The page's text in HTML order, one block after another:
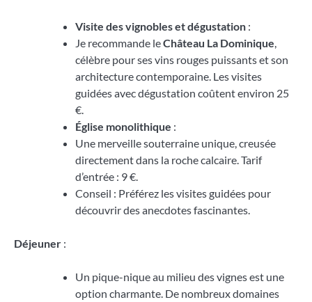
Visite des vignobles et dégustation :
Je recommande leChâteau La Dominique
célèbre pour ses vins rouges puissants et son
architecture contemporaine. Les visites
guidées avec dégustation coûtent environ 25
€.
Église monolithique :
Une merveille souterraine unique, creusée
directement dans la roche calcaire. Tarif
d’entrée : 9 €.
Conseil : Préférez les visites guidées pour
découvrir des anecdotes fascinantes.
Déjeuner :
Un pique-nique au milieu des vignes est une
option charmante. De nombreux domaines